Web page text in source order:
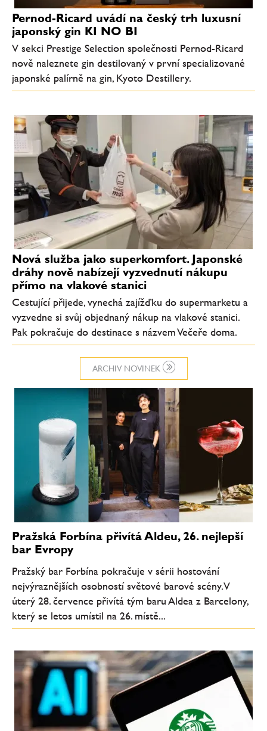
ARCHIV NOVINEK
Pernod-Ricard uvádí na český trh luxusní
japonský gin KI NO BI
V sekci Prestige Selection společnosti Pernod-Ricard
nově naleznete gin destilovaný v první specializované
japonské palírně na gin, Kyoto Destillery.
Nová služba jako superkomfort. Japonské
dráhy nově nabízejí vyzvednutí nákupu
přímo na vlakové stanici
Cestující přijede, vynechá zajížďku do supermarketu a
vyzvedne si svůj objednaný nákup na vlakové stanici.
Pak pokračuje do destinace s názvem Večeře doma.
Pražská Forbína přivítá Aldeu, 26. nejlepší
bar Evropy
Pražský bar Forbína pokračuje v sérii hostování
nejvýraznějších osobností světové barové scény. V
úterý 28. července přivítá tým baru Aldea z Barcelony,
který se letos umístil na 26. místě...